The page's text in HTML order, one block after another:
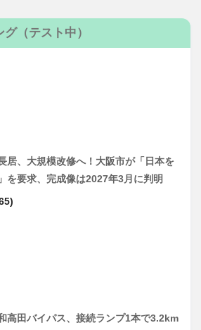
（テスト中）
居、大規模改修へ！大阪市が「日本を
を要求、完成像は2027年3月に判明
高田バイパス、接続ランプ1本で3.2km